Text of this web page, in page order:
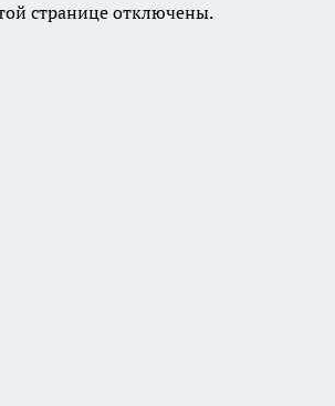
странице отключены.